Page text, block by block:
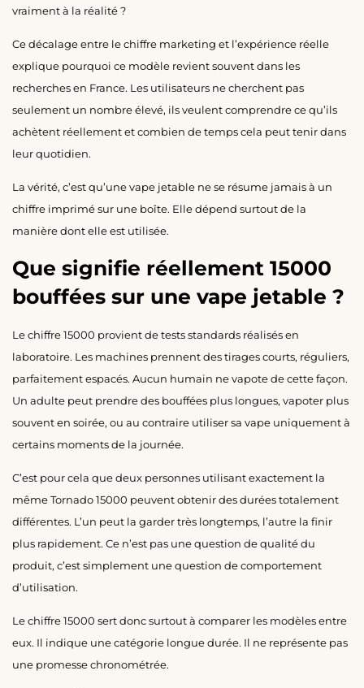
vraiment à la réalité ?
Ce décalage entre le chiffre marketing et l’expérience réelle
explique pourquoi ce modèle revient souvent dans les
recherches en France. Les utilisateurs ne cherchent pas
seulement un nombre élevé, ils veulent comprendre ce qu’ils
achètent réellement et combien de temps cela peut tenir dans
leur quotidien.
La vérité, c’est qu’une vape jetable ne se résume jamais à un
chiffre imprimé sur une boîte. Elle dépend surtout de la
manière dont elle est utilisée.
Que signifie réellement 15000
bouffées sur une vape jetable ?
Le chiffre 15000 provient de tests standards réalisés en
laboratoire. Les machines prennent des tirages courts, réguliers,
parfaitement espacés. Aucun humain ne vapote de cette façon.
Un adulte peut prendre des bouffées plus longues, vapoter plus
souvent en soirée, ou au contraire utiliser sa vape uniquement à
certains moments de la journée.
C’est pour cela que deux personnes utilisant exactement la
même Tornado 15000 peuvent obtenir des durées totalement
différentes. L’un peut la garder très longtemps, l’autre la finir
plus rapidement. Ce n’est pas une question de qualité du
produit, c’est simplement une question de comportement
d’utilisation.
Le chiffre 15000 sert donc surtout à comparer les modèles entre
eux. Il indique une catégorie longue durée. Il ne représente pas
une promesse chronométrée.